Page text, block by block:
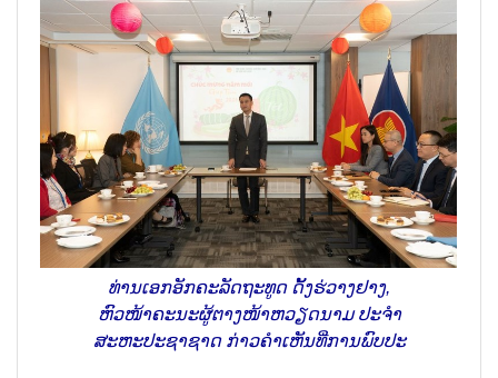
ທ່ານເອກອັກຄະລັດຖະທູດ ດັ້ງຮ່ວາງຢາງ,
ຫົວໜ້າຄະນະຜູ້ຕາງໜ້າຫວຽດນາມ ປະຈຳ
ສະຫະປະຊາຊາດ ກ່າວຄຳເຫັນທີ່ການພົບປະ